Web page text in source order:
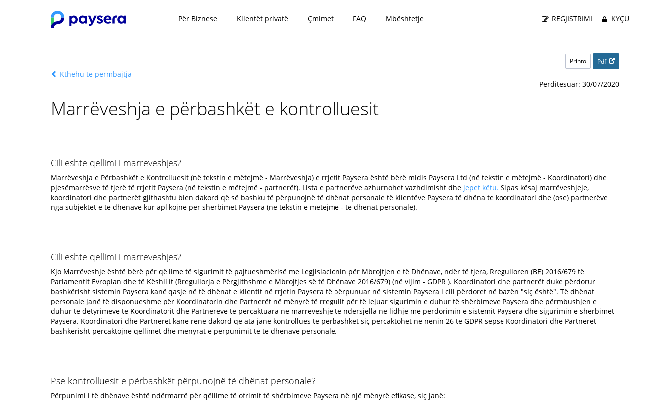
Për Biznese Klientët privatë Çmimet FAQ Mbështetje REGJISTRIMI KYÇU
Printo Pdf
Kthehu te përmbajtja
Përditësuar: 30/07/2020
Marrëveshja e përbashkët e kontrolluesit
Cili eshte qellimi i marreveshjes?
Marrëveshja e Përbashkët e Kontrolluesit (në tekstin e mëtejmë - Marrëveshja) e rrjetit Paysera është bërë midis Paysera Ltd (në tekstin e mëtejmë - Koordinatori) dhe
pjesëmarrësve të tjerë të rrjetit Paysera (në tekstin e mëtejmë - partnerët). Lista e partnerëve azhurnohet vazhdimisht dhe jepet këtu. Sipas kësaj marrëveshjeje,
koordinatori dhe partnerët gjithashtu bien dakord që së bashku të përpunojnë të dhënat personale të klientëve Paysera të dhëna te koordinatori dhe (ose) partnerëve
nga subjektet e të dhënave kur aplikojnë për shërbimet Paysera (në tekstin e mëtejmë - të dhënat personale).
Cili eshte qellimi i marreveshjes?
Kjo Marrëveshje është bërë për qëllime të sigurimit të pajtueshmërisë me Legjislacionin për Mbrojtjen e të Dhënave, ndër të tjera, Rregulloren (BE) 2016/679 të
Parlamentit Evropian dhe të Këshillit (Rregullorja e Përgjithshme e Mbrojtjes së të Dhënave 2016/679) (në vijim - GDPR ). Koordinatori dhe partnerët duke përdorur
bashkërisht sistemin Paysera kanë qasje në të dhënat e klientit në rrjetin Paysera të përpunuar në sistemin Paysera i cili përdoret në bazën "siç është". Të dhënat
personale janë të disponueshme për Koordinatorin dhe Partnerët në mënyrë të rregullt për të lejuar sigurimin e duhur të shërbimeve Paysera dhe përmbushjen e
duhur të detyrimeve të Koordinatorit dhe Partnerëve të përcaktuara në marrëveshje të ndërsjella në lidhje me përdorimin e sistemit Paysera dhe sigurimin e shërbimet
Paysera. Koordinatori dhe Partnerët kanë rënë dakord që ata janë kontrollues të përbashkët siç përcaktohet në nenin 26 të GDPR sepse Koordinatori dhe Partnerët
bashkërisht përcaktojnë qëllimet dhe mënyrat e përpunimit të të dhënave personale.
Pse kontrolluesit e përbashkët përpunojnë të dhënat personale?
Përpunimi i të dhënave është ndërmarrë për qëllime të ofrimit të shërbimeve Paysera në një mënyrë efikase, siç janë: